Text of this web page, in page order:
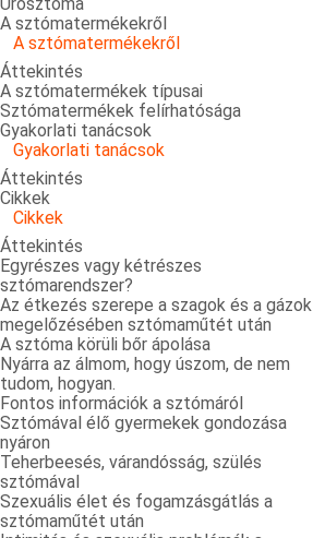
A sztómatermékekről
A sztómatermékekről
Áttekintés
A sztómatermékek típusai
Sztómatermékek felírhatósága
Gyakorlati tanácsok
Gyakorlati tanácsok
Áttekintés
Cikkek
Cikkek
Áttekintés
Egyrészes vagy kétrészes
sztómarendszer?
Az étkezés szerepe a szagok és a gázok
megelőzésében sztómaműtét után
A sztóma körüli bőr ápolása
Nyárra az álmom, hogy úszom, de nem
tudom, hogyan.
Fontos információk a sztómáról
Sztómával élő gyermekek gondozása
nyáron
Teherbeesés, várandósság, szülés
sztómával
Szexuális élet és fogamzásgátlás a
sztómaműtét után